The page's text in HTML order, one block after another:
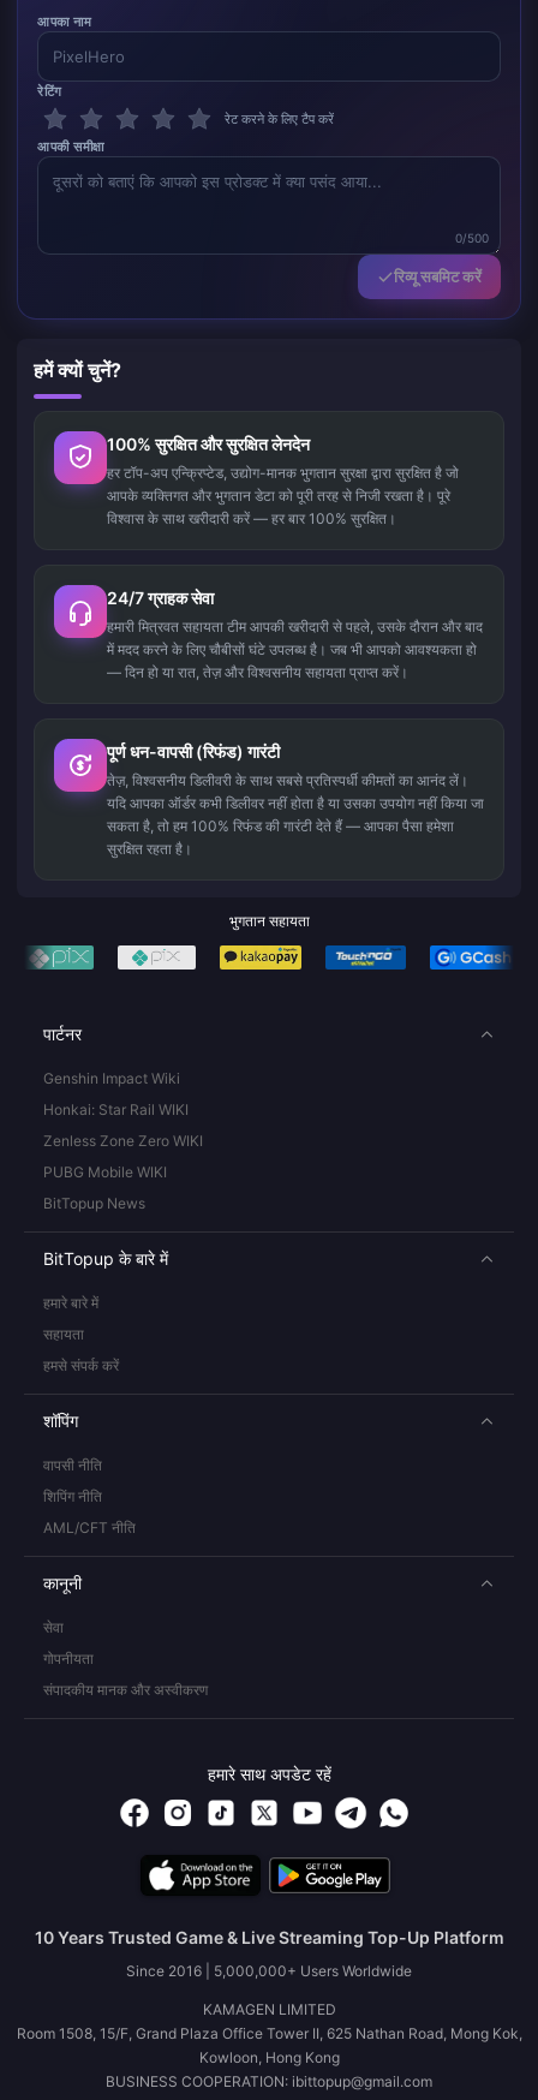
आपका नाम
रेटिंग
रेट करने के लिए टैप करें
आपकी समीक्षा
0/500
रिव्यू सबमिट करें
हमें क्यों चुनें?
100% सुरक्षित और सुरक्षित लेनदेन
हर टॉप-अप एन्क्रिप्टेड, उद्योग-मानक भुगतान सुरक्षा द्वारा सुरक्षित है जो
आपके व्यक्तिगत और भुगतान डेटा को पूरी तरह से निजी रखता है। पूरे
विश्वास के साथ खरीदारी करें — हर बार 100% सुरक्षित।
24/7 ग्राहक सेवा
हमारी मित्रवत सहायता टीम आपकी खरीदारी से पहले, उसके दौरान और बाद
में मदद करने के लिए चौबीसों घंटे उपलब्ध है। जब भी आपको आवश्यकता हो
— दिन हो या रात, तेज़ और विश्वसनीय सहायता प्राप्त करें।
पूर्ण धन-वापसी (रिफंड) गारंटी
तेज़, विश्वसनीय डिलीवरी के साथ सबसे प्रतिस्पर्धी कीमतों का आनंद लें।
यदि आपका ऑर्डर कभी डिलीवर नहीं होता है या उसका उपयोग नहीं किया जा
सकता है, तो हम 100% रिफंड की गारंटी देते हैं — आपका पैसा हमेशा
सुरक्षित रहता है।
भुगतान सहायता
पार्टनर
Genshin Impact Wiki
Honkai: Star Rail WIKI
Zenless Zone Zero WIKI
PUBG Mobile WIKI
BitTopup News
BitTopup के बारे में
हमारे बारे में
सहायता
हमसे संपर्क करें
शॉपिंग
वापसी नीति
शिपिंग नीति
AML/CFT नीति
कानूनी
सेवा
गोपनीयता
संपादकीय मानक और अस्वीकरण
हमारे साथ अपडेट रहें
10 Years Trusted Game & Live Streaming Top-Up Platform
Since 2016 | 5,000,000+ Users Worldwide
KAMAGEN LIMITED
Room 1508, 15/F, Grand Plaza Office Tower II, 625 Nathan Road, Mong Kok,
Kowloon, Hong Kong
BUSINESS COOPERATION: ibittopup@gmail.com